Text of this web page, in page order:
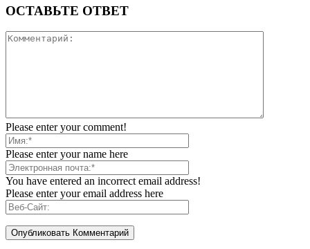
ОСТАВЬТЕ ОТВЕТ
Please enter your comment!
Please enter your name here
You have entered an incorrect email address!
Please enter your email address here